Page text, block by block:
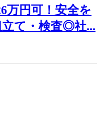
万円可！安全を
て・検査◎社...